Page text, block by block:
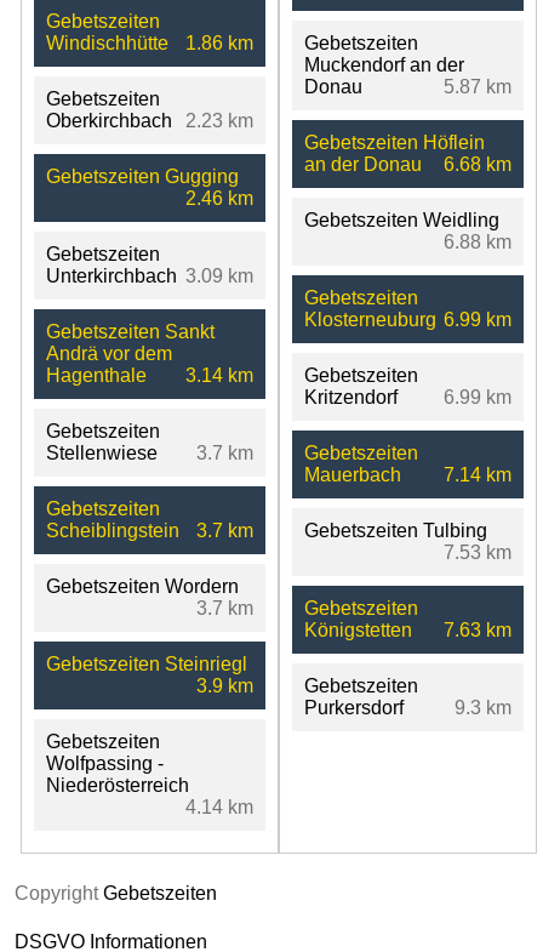
Gebetszeiten
Windischhütte
1.86 km
Gebetszeiten
Oberkirchbach
2.23 km
Gebetszeiten Gugging
2.46 km
Gebetszeiten
Unterkirchbach 3.09 km
Gebetszeiten Sankt
Andrä vor dem
Hagenthale
3.14 km
Gebetszeiten
Stellenwiese
3.7 km
Gebetszeiten
Scheiblingstein
3.7 km
Gebetszeiten Wordern
3.7 km
Gebetszeiten Steinriegl
3.9 km
Gebetszeiten
Wolfpassing -
Niederösterreich
4.14 km
Gebetszeiten
Muckendorf an der
Donau
5.87 km
Gebetszeiten Höflein
an der Donau
6.68 km
Gebetszeiten Weidling
6.88 km
Gebetszeiten
Klosterneuburg 6.99 km
Gebetszeiten
Kritzendorf
6.99 km
Gebetszeiten
Mauerbach
7.14 km
Gebetszeiten Tulbing
7.53 km
Gebetszeiten
Königstetten
7.63 km
Gebetszeiten
Purkersdorf
9.3 km
CopyrightGebetszeiten
DSGVO Informationen